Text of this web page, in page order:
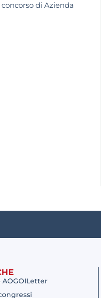
di Azienda
AOGOILetter